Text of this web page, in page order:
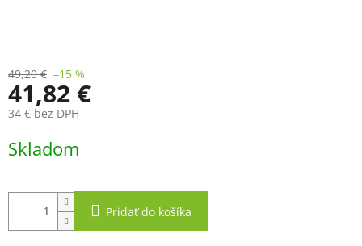
49,20 € –15 %
41,82 €
34 € bez DPH
cena:
Skladom
Pridať do košíka